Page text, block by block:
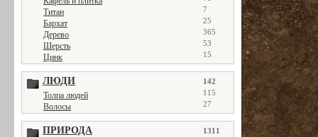
Титан 7
Бархат 25
Дерево 365
Шерсть 53
Цинк 15
ЛЮДИ 142
Толпа людей 115
Волосы 27
ПРИРОДА 1311